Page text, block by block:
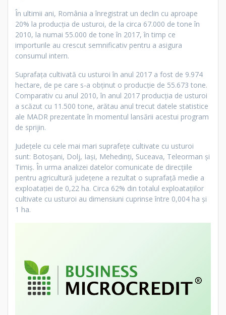
În ultimii ani, România a înregistrat un declin cu aproape
20% la producţia de usturoi, de la circa 67.000 de tone în
2010, la numai 55.000 de tone în 2017, în timp ce
importurile au crescut semnificativ pentru a asigura
consumul intern.
Suprafaţa cultivată cu usturoi în anul 2017 a fost de 9.974
hectare, de pe care s-a obţinut o producţie de 55.673 tone.
Comparativ cu anul 2010, în anul 2017 producţia de usturoi
a scăzut cu 11.500 tone, arătau anul trecut datele statistice
ale MADR prezentate în momentul lansării acestui program
de sprijin.
Judeţele cu cele mai mari suprafeţe cultivate cu usturoi
sunt: Botoşani, Dolj, Iaşi, Mehedinţi, Suceava, Teleorman şi
Timiş. În urma analizei datelor comunicate de direcţiile
pentru agricultură judeţene a rezultat o suprafaţă medie a
exploataţiei de 0,22 ha. Circa 62% din totalul exploataţiilor
cultivate cu usturoi au dimensiuni cuprinse între 0,004 ha şi
1 ha.